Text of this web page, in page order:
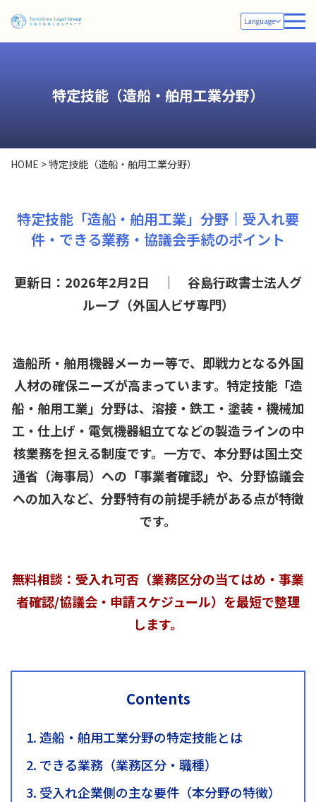
Language
特定技能（造船・舶用工業分野）
HOME >特定技能（造船・舶用工業分野）
特定技能「造船・舶用工業」分野｜受入れ要
件・できる業務・協議会手続のポイント
更新日：2026年2月2日 ｜ 谷島行政書士法人グ
ループ（外国人ビザ専門）
造船所・舶用機器メーカー等で、即戦力となる外国
人材の確保ニーズが高まっています。特定技能「造
船・舶用工業」分野は、溶接・鉄工・塗装・機械加
工・仕上げ・電気機器組立てなどの製造ラインの中
核業務を担える制度です。一方で、本分野は国土交
通省（海事局）への「事業者確認」や、分野協議会
への加入など、分野特有の前提手続がある点が特徴
です。
無料相談：受入れ可否（業務区分の当てはめ・事業
者確認/協議会・申請スケジュール）を最短で整理
します。
Contents
1. 造船・舶用工業分野の特定技能とは
2. できる業務（業務区分・職種）
3. 受入れ企業側の主な要件（本分野の特徴）